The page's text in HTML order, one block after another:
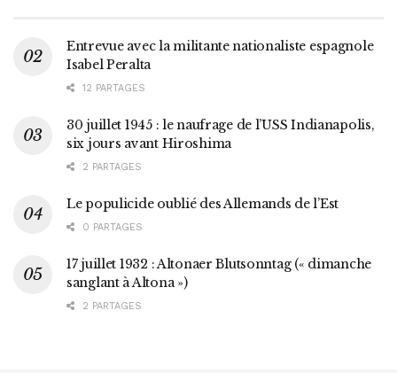
Entrevue avec la militante nationaliste espagnole
Isabel Peralta
12 PARTAGES
30 juillet 1945 : le naufrage de l’USS Indianapolis,
six jours avant Hiroshima
2 PARTAGES
Le populicide oublié des Allemands de l’Est
0 PARTAGES
17 juillet 1932 : Altonaer Blutsonntag (« dimanche
sanglant à Altona »)
2 PARTAGES